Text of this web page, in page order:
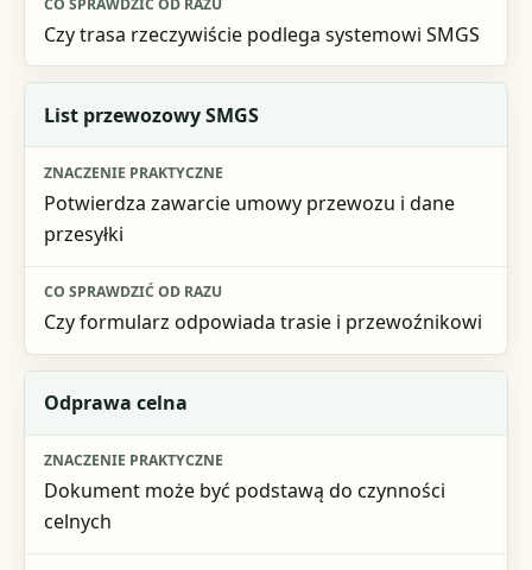
Czy trasa rzeczywiście podlega systemowi SMGS
List przewozowy SMGS
Potwierdza zawarcie umowy przewozu i dane
przesyłki
Czy formularz odpowiada trasie i przewoźnikowi
Odprawa celna
Dokument może być podstawą do czynności
celnych